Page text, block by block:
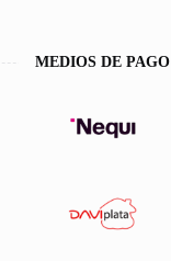
MEDIOS DE PAGO